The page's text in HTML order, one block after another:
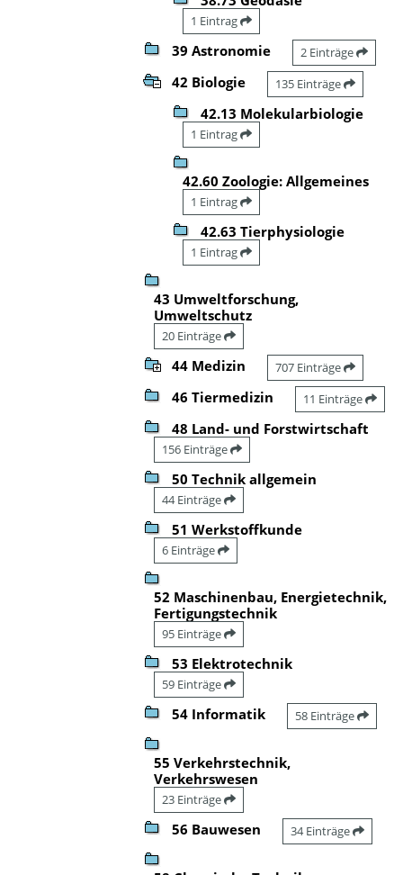
1 Eintrag
39 Astronomie 2 Einträge
42 Biologie 135 Einträge
42.13 Molekularbiologie
1 Eintrag
42.60 Zoologie: Allgemeines
1 Eintrag
42.63 Tierphysiologie
1 Eintrag
43 Umweltforschung,
Umweltschutz
20 Einträge
44 Medizin 707 Einträge
46 Tiermedizin 11 Einträge
48 Land- und Forstwirtschaft
156 Einträge
50 Technik allgemein
44 Einträge
51 Werkstoffkunde
6 Einträge
52 Maschinenbau, Energietechnik,
Fertigungstechnik
95 Einträge
53 Elektrotechnik
59 Einträge
54 Informatik 58 Einträge
55 Verkehrstechnik,
Verkehrswesen
23 Einträge
56 Bauwesen 34 Einträge